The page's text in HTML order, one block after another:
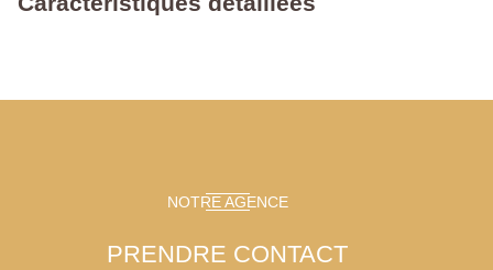
NOTRE AGENCE
PRENDRE CONTACT